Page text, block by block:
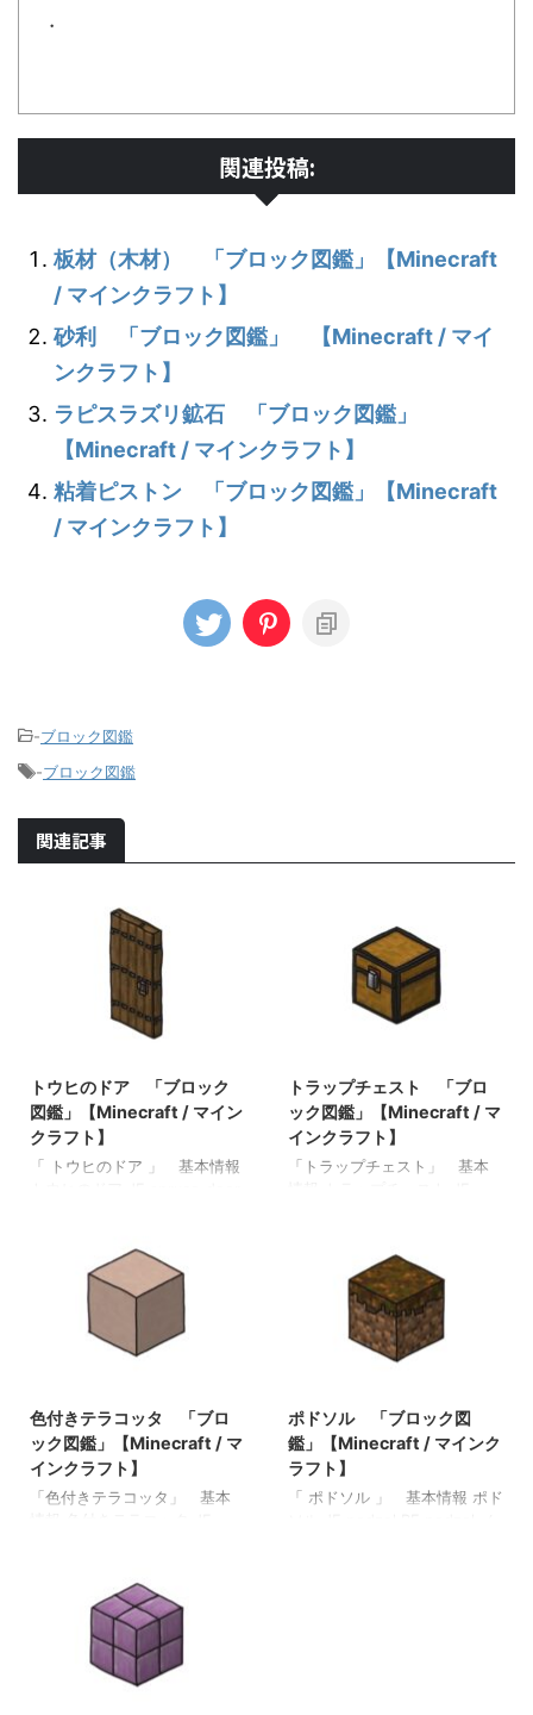
・
関連投稿:
板材（木材） 「ブロック図鑑」【Minecraft
/ マインクラフト】
砂利 「ブロック図鑑」 【Minecraft / マイ
ンクラフト】
ラピスラズリ鉱石 「ブロック図鑑」
【Minecraft / マインクラフト】
粘着ピストン 「ブロック図鑑」【Minecraft
/ マインクラフト】
-ブロック図鑑
-ブロック図鑑
関連記事
トウヒのドア 「ブロック
図鑑」【Minecraft / マイン
クラフト】
「 トウヒのドア 」 基本情報
されたドア 関連投稿: 板材
（木材） 「ブロック図鑑」
【Minecraft / マインクラフ
ト】 砂利 「ブロック図
鑑」 【Minecraft / マインク
/ マインクラフト】 粘着ピス
トン 「ブロック図鑑」
【Minecraft / マインクラフ
トラップチェスト 「ブロ
ック図鑑」【Minecraft / マ
インクラフト】
「トラップチェスト」 基本
るとレッドストーン信号の動
力が出力される 関連投稿: 板
材（木材） 「ブロック図
鑑」【Minecraft / マインクラ
フト】 砂利 「ブロック図
「ブロック図鑑」【Minecraft
/ マインクラフト】 粘着ピス
トン 「ブロック図鑑」
ト】
色付きテラコッタ 「ブロ
ック図鑑」【Minecraft / マ
インクラフト】
「色付きテラコッタ」 基本
・精錬すれば彩釉テラコッタ
を入手できる 関連投稿: 板材
（木材） 「ブロック図鑑」
【Minecraft / マインクラフ
ト】 砂利 「ブロック図
ポドソル 「ブロック図
鑑」【Minecraft / マインク
ラフト】
「 ポドソル 」 基本情報 ポド